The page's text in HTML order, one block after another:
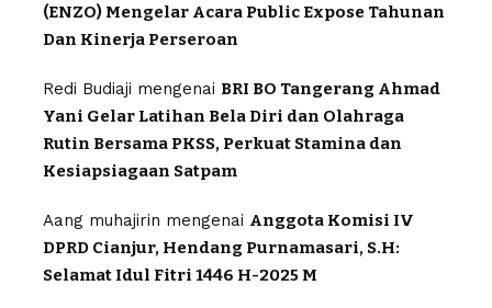
(ENZO) Mengelar Acara Public Expose Tahunan
Dan Kinerja Perseroan
Redi Budiaji mengenai BRI BO Tangerang Ahmad
Yani Gelar Latihan Bela Diri dan Olahraga
Rutin Bersama PKSS, Perkuat Stamina dan
Kesiapsiagaan Satpam
Aang muhajirin mengenai Anggota Komisi IV
DPRD Cianjur, Hendang Purnamasari, S.H:
Selamat Idul Fitri 1446 H-2025 M